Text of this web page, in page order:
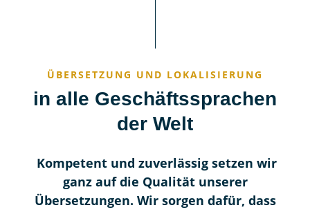
ÜBERSETZUNG UND LOKALISIERUNG
in alle Geschäftssprachen
der Welt
Kompetent und zuverlässig setzen wir
ganz auf die Qualität unserer
Übersetzungen. Wir sorgen dafür, dass